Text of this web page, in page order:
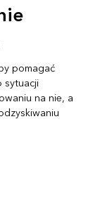
pomagać
sytuacji
na nie, a